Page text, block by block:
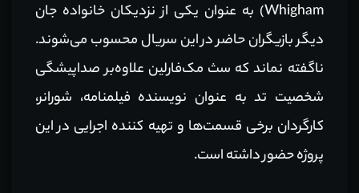
Whigham) به عنوان یکی از نزدیکان خانواده جان
دیگر بازیگران حاضر در این سریال محسوب می‌شوند.
ناگفته نماند که سث مک‌فارلین علاوه‌بر صداپیشگی
شخصیت تد به عنوان نویسنده فیلمنامه، شورانر،
کارگردان برخی قسمت‌ها و تهیه کننده اجرایی در این
پروژه حضور داشته است.